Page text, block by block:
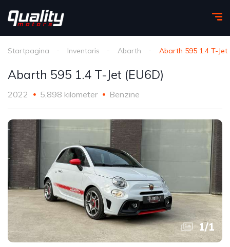
Startpagina Inventaris Abarth Abarth 595 1.4 T-Jet
Abarth 595 1.4 T-Jet (EU6D)
2022 5,898 kilometer Benzine
1/1